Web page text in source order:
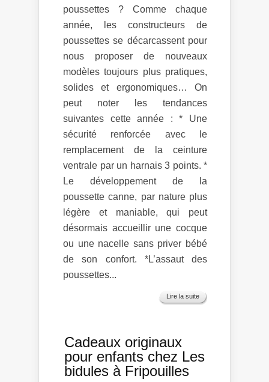
poussettes ? Comme chaque
année, les constructeurs de
poussettes se décarcassent pour
nous proposer de nouveaux
modèles toujours plus pratiques,
solides et ergonomiques… On
peut noter les tendances
suivantes cette année : * Une
sécurité renforcée avec le
remplacement de la ceinture
ventrale par un harnais 3 points. *
Le développement de la
poussette canne, par nature plus
légère et maniable, qui peut
désormais accueillir une cocque
ou une nacelle sans priver bébé
de son confort. *L’assaut des
poussettes...
Lire la suite
Cadeaux originaux
pour enfants chez Les
bidules à Fripouilles